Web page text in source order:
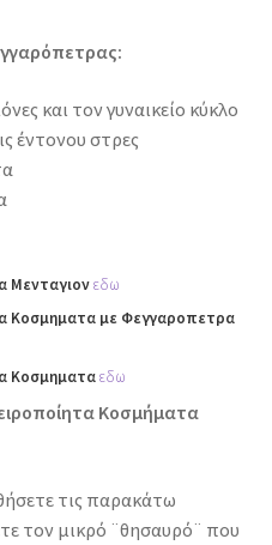
και τον γυναικείο κύκλο
έντονου στρες
Μενταγιονεδω
Κοσμηματα με Φεγγαροπετρα
Κοσμηματαεδω
Κοσμήματα
τις παρακάτω
τον μικρό ¨θησαυρό¨ που